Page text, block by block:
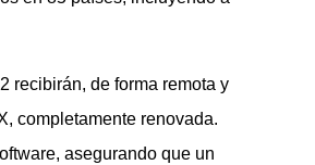
recibirán, de forma remota y
completamente renovada.
asegurando que un